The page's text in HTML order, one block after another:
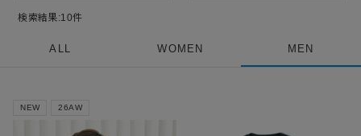
検索結果:10件
ALL WOMEN MEN
NEW 26AW